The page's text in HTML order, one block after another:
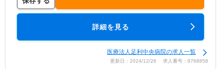
詳細を見る
医療法人足利中央病院の求人一覧
更新日：2024/12/26 求人番号：9768858